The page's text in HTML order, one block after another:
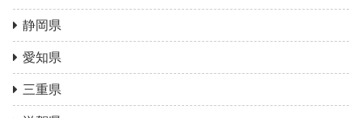
静岡県
愛知県
三重県